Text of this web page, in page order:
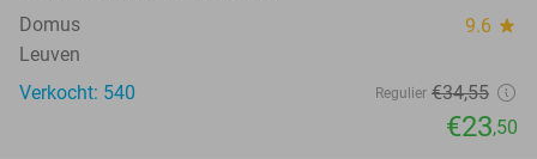
Domus 9.6 star
Leuven
Verkocht: 540
Regulier €34,55
€23,50